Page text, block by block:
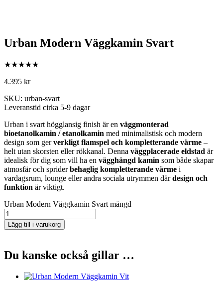
Urban Modern Väggkamin Svart
★★★★★
4.395 kr
SKU: urban-svart
Leveranstid cirka 5-9 dagar
Urban i svart högglansig finish är en väggmonterad
bioetanolkamin / etanolkamin med minimalistisk och modern
design som gerverkligt flamspel och kompletterande värme –
helt utan skorsten eller rökkanal. Denna väggplacerade eldstad är
idealisk för dig som vill ha en vägghängd kamin som både skapar
atmosfär och spriderbehaglig kompletterande värme i
vardagsrum, lounge eller andra sociala utrymmen därdesign och
funktion är viktigt.
Urban Modern Väggkamin Svart mängd
Lägg till i varukorg
Du kanske också gillar …